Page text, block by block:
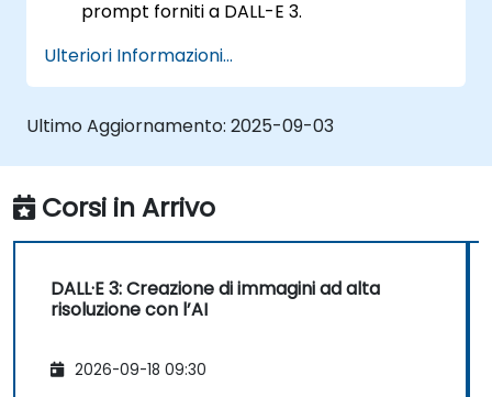
prompt forniti a DALL-E 3.
di dati personalizzato.
Ulteriori Informazioni...
Ultimo Aggiornamento: 2025-09-03
Corsi in Arrivo
DALL·E 3: Creazione di immagini ad alta
risoluzione con l’AI
2026-09-18 09:30